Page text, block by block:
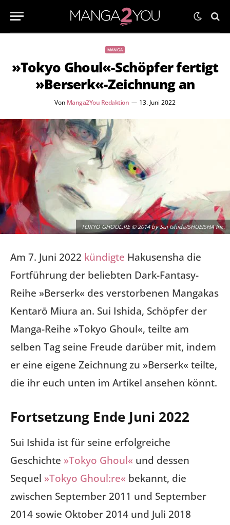
MANGA
»Tokyo Ghoul«-Schöpfer fertigt
»Berserk«-Zeichnung an
Von Manga2You Redaktion 13. Juni 2022
TOKYO GHOUL:RE © 2014 by Sui Ishida/SHUEISHA Inc.
Am 7. Juni 2022 kündigte Hakusensha die
Fortführung der beliebten Dark-Fantasy-
Reihe »Berserk« des verstorbenen Mangakas
Kentarō Miura an. Sui Ishida, Schöpfer der
Manga-Reihe »Tokyo Ghoul«, teilte am
selben Tag seine Freude darüber mit, indem
er eine eigene Zeichnung zu »Berserk« teilte,
die ihr euch unten im Artikel ansehen könnt.
Fortsetzung Ende Juni 2022
Sui Ishida ist für seine erfolgreiche
Geschichte »Tokyo Ghoul« und dessen
Sequel »Tokyo Ghoul:re« bekannt, die
zwischen September 2011 und September
2014 sowie Oktober 2014 und Juli 2018